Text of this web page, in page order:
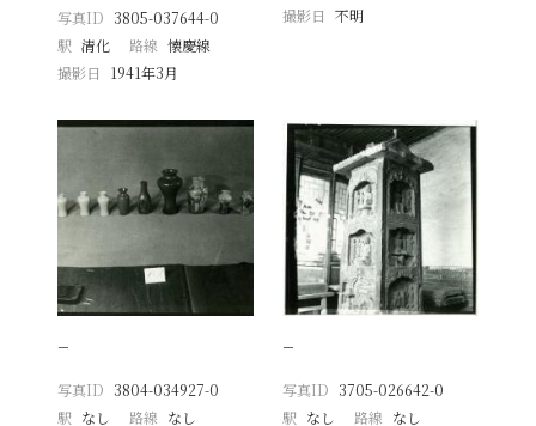
写真ID 3805-037644-0
駅 清化 路線 懐慶線
撮影日
1941年3月
撮影日 不明
−
写真ID 3804-034927-0
駅 なし 路線 なし
−
写真ID 3705-026642-0
駅 なし 路線 なし